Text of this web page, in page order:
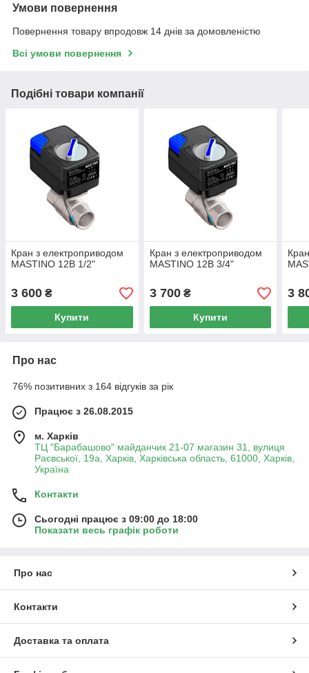
Умови повернення
Повернення товару впродовж 14 днів за домовленістю
Всі умови повернення
Подібні товари компанії
Кран з електроприводом
MASTINO 12В 1/2"
3 600 ₴
Купити
Кран з електроприводом
MASTINO 12В 3/4"
3 700₴
Купити
3
Про нас
76% позитивних з 164 відгуків за рік
Працює з 26.08.2015
м. Харків
ТЦ "Барабашово" майданчик 21-07 магазин 31, вулиця
Раєвської, 19а, Харків, Харківська область, 61000, Харків,
Україна
Контакти
Сьогодні працює з 09:00 до 18:00
Показати весь графік роботи
Про нас
Контакти
Доставка та оплата